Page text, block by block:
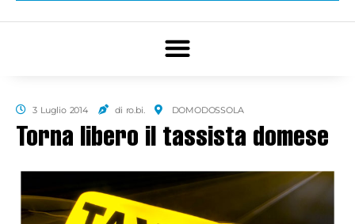
3 Luglio 2014 di ro.bi. DOMODOSSOLA
Torna libero il tassista domese